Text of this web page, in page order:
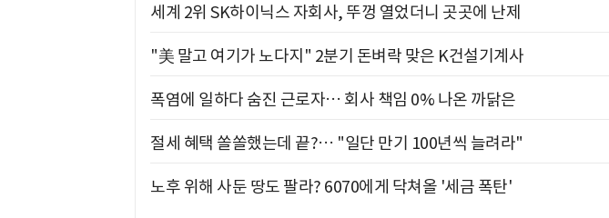
세계 2위 SK하이닉스 자회사, 뚜껑 열었더니 곳곳에 난제
"美 말고 여기가 노다지" 2분기 돈벼락 맞은 K건설기계사
폭염에 일하다 숨진 근로자… 회사 책임 0% 나온 까닭은
절세 혜택 쏠쏠했는데 끝?… "일단 만기 100년씩 늘려라"
노후 위해 사둔 땅도 팔라? 6070에게 닥쳐올 '세금 폭탄'